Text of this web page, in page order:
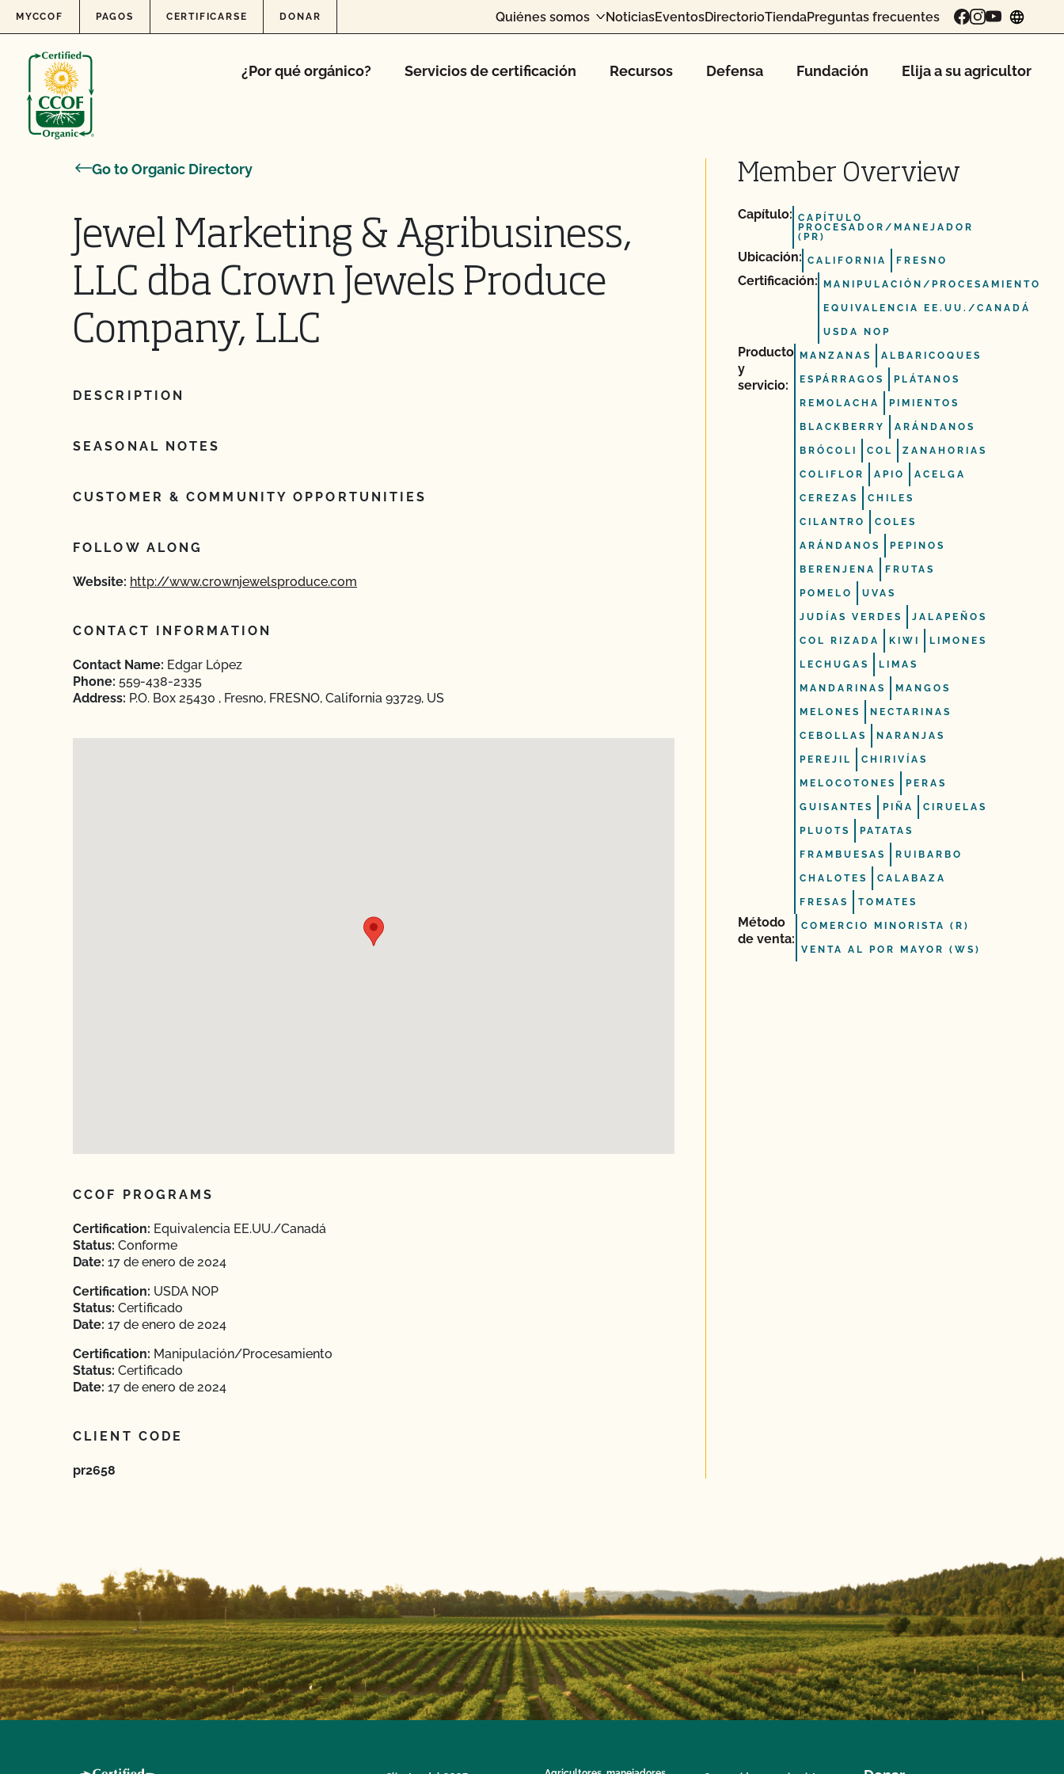
Skip to content
MYCCOF PAGOS CERTIFICARSE DONAR Quiénes somos NoticiasEventosDirectorioTiendaPreguntas frecuentes
¿Por qué orgánico? Servicios de certificación Recursos Defensa Fundación Elija a su agricultor
Go to Organic Directory
Jewel Marketing & Agribusiness,
LLC dba Crown Jewels Produce
Company, LLC
DESCRIPTION
SEASONAL NOTES
CUSTOMER & COMMUNITY OPPORTUNITIES
FOLLOW ALONG
Website: http://www.crownjewelsproduce.com
CONTACT INFORMATION
Contact Name: Edgar López
Phone: 559-438-2335
Address: P.O. Box 25430 , Fresno, FRESNO, California 93729, US
CCOF PROGRAMS
Certification: Equivalencia EE.UU./Canadá
Status: Conforme
Date: 17 de enero de 2024
Certification: USDA NOP
Status: Certificado
Date: 17 de enero de 2024
Certification: Manipulación/Procesamiento
Status: Certificado
Date: 17 de enero de 2024
CLIENT CODE
pr2658
Member Overview
Capítulo: CAPÍTULO
PROCESADOR/MANEJADOR
(PR)
Ubicación: CALIFORNIA FRESNO
Certificación: MANIPULACIÓN/PROCESAMIENTO
EQUIVALENCIA EE.UU./CANADÁ
USDA NOP
Producto
y
servicio:
MANZANAS ALBARICOQUES
ESPÁRRAGOS PLÁTANOS
REMOLACHA PIMIENTOS
BLACKBERRY ARÁNDANOS
BRÓCOLI COL ZANAHORIAS
COLIFLOR APIO ACELGA
CEREZAS CHILES
CILANTRO COLES
ARÁNDANOS PEPINOS
BERENJENA FRUTAS
POMELO UVAS
JUDÍAS VERDES JALAPEÑOS
COL RIZADA KIWI LIMONES
LECHUGAS LIMAS
MANDARINAS MANGOS
MELONES NECTARINAS
CEBOLLAS NARANJAS
PEREJIL CHIRIVÍAS
MELOCOTONES PERAS
GUISANTES PIÑA CIRUELAS
PLUOTS PATATAS
FRAMBUESAS RUIBARBO
CHALOTES CALABAZA
FRESAS TOMATES
Método
de venta:
COMERCIO MINORISTA (R)
VENTA AL POR MAYOR (WS)